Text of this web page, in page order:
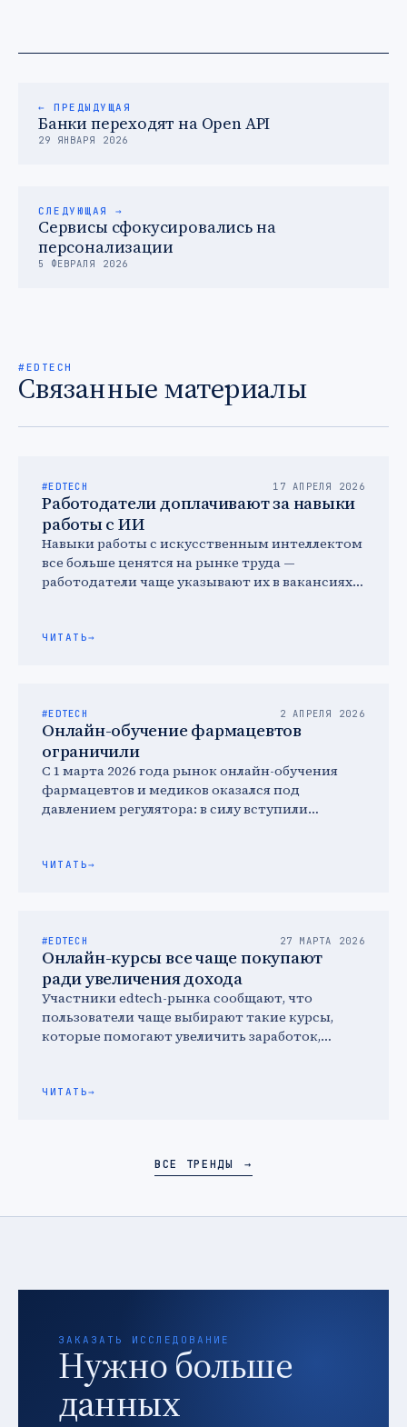
← ПРЕДЫДУЩАЯ
Банки переходят на Open API
29 ЯНВАРЯ 2026
СЛЕДУЮЩАЯ →
Сервисы сфокусировались на
персонализации
5 ФЕВРАЛЯ 2026
#EDTECH
Связанные материалы
#EDTECH 17 АПРЕЛЯ 2026
Работодатели доплачивают за навыки
работы с ИИ
Навыки работы с искусственным интеллектом
все больше ценятся на рынке труда —
работодатели чаще указывают их в вакансиях и
ЧИТАТЬ→
#EDTECH 2 АПРЕЛЯ 2026
Онлайн-обучение фармацевтов
ограничили
С 1 марта 2026 года рынок онлайн-обучения
фармацевтов и медиков оказался под
давлением регулятора: в силу вступили
ЧИТАТЬ→
#EDTECH 27 МАРТА 2026
Онлайн-курсы все чаще покупают
ради увеличения дохода
Участники edtech-рынка сообщают, что
пользователи чаще выбирают такие курсы,
которые помогают увеличить заработок,
ЧИТАТЬ→
ВСЕ ТРЕНДЫ →
ЗАКАЗАТЬ ИССЛЕДОВАНИЕ
Нужно больше
данных